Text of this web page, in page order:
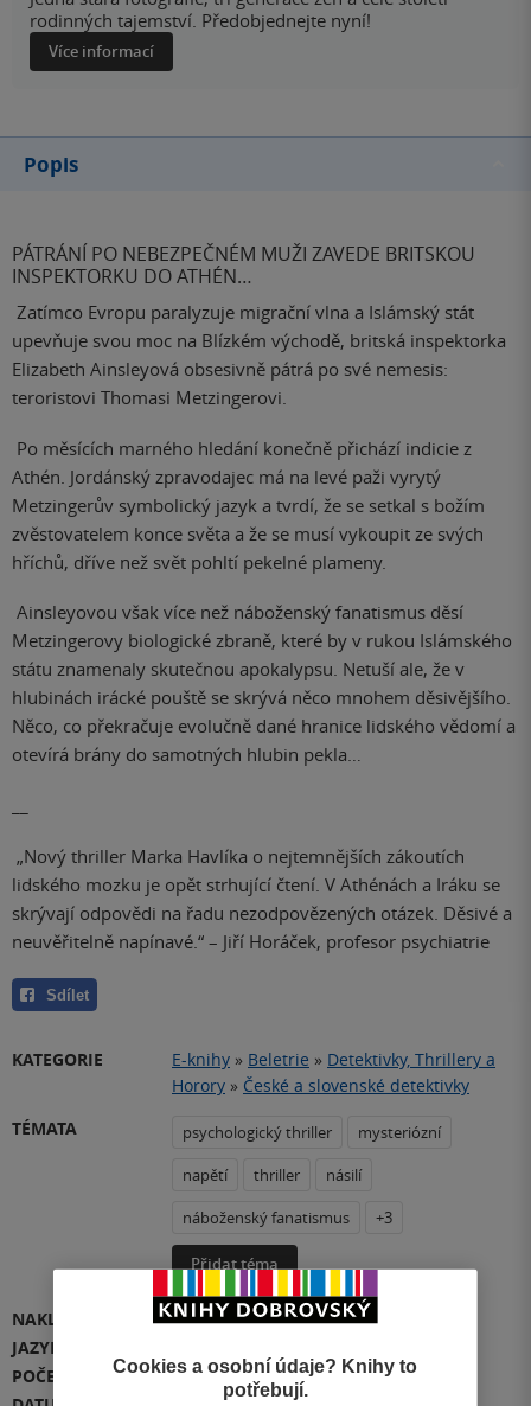
rodinných tajemství. Předobjednejte nyní!
Více informací
Popis
PÁTRÁNÍ PO NEBEZPEČNÉM MUŽI ZAVEDE BRITSKOU
INSPEKTORKU DO ATHÉN…
Zatímco Evropu paralyzuje migrační vlna a Islámský stát
upevňuje svou moc na Blízkém východě, britská inspektorka
Elizabeth Ainsleyová obsesivně pátrá po své nemesis:
teroristovi Thomasi Metzingerovi.
Po měsících marného hledání konečně přichází indicie z
Athén. Jordánský zpravodajec má na levé paži vyrytý
Metzingerův symbolický jazyk a tvrdí, že se setkal s božím
zvěstovatelem konce světa a že se musí vykoupit ze svých
hříchů, dříve než svět pohltí pekelné plameny.
Ainsleyovou však více než náboženský fanatismus děsí
Metzingerovy biologické zbraně, které by v rukou Islámského
státu znamenaly skutečnou apokalypsu. Netuší ale, že v
hlubinách irácké pouště se skrývá něco mnohem děsivějšího.
Něco, co překračuje evolučně dané hranice lidského vědomí a
otevírá brány do samotných hlubin pekla…
„Nový thriller Marka Havlíka o nejtemnějších zákoutích
lidského mozku je opět strhující čtení. V Athénách a Iráku se
skrývají odpovědi na řadu nezodpovězených otázek. Děsivé a
neuvěřitelně napínavé.“ – Jiří Horáček, profesor psychiatrie
Sdílet
KATEGORIE E-knihy » Beletrie » Detektivky, Thrillery a
Horory » České a slovenské detektivky
TÉMATA
psychologický thriller
mysteriózní
napětí
thriller
násilí
náboženský fanatismus
+3
Přidat téma
NAKLADATEL
Mystery Press
JAZYK
POČET STRAN
664
Cookies a osobní údaje? Knihy to
potřebují.